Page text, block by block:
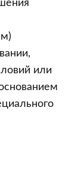
или